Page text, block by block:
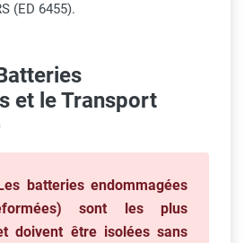
(ED 6455).
et le Transport
batteries endommagées
sont les plus
doivent être isolées sans